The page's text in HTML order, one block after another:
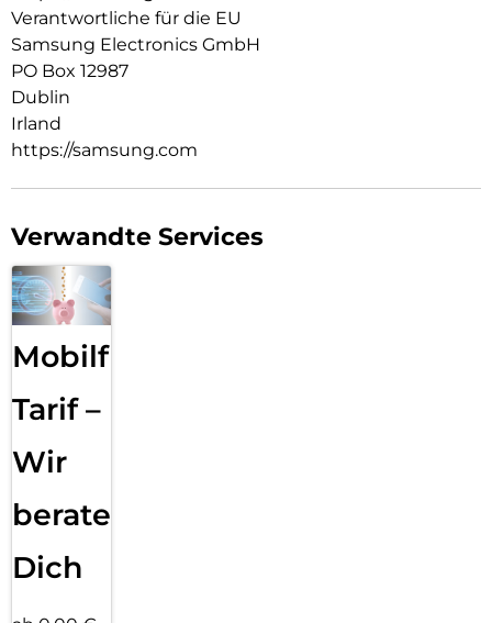
Verantwortliche für die EU
Samsung Electronics GmbH
PO Box 12987
Dublin
Irland
https://samsung.com
Verwandte Services
Mobilfunk
Tarif –
Wir
beraten
Dich